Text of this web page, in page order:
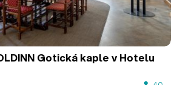
Gotická kaple v Hotelu